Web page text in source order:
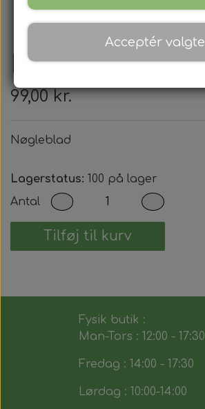
Nøgleblad
99,00 kr.
Nøgleblad
Lagerstatus: 100 på lager
Antal
Tilføj til kurv
Fysik butik :
Man-Tors : 12:00 - 17:30
Fredag : 14:00 - 17:30
Lørdag : 10:00-14:00
Acceptér valgte